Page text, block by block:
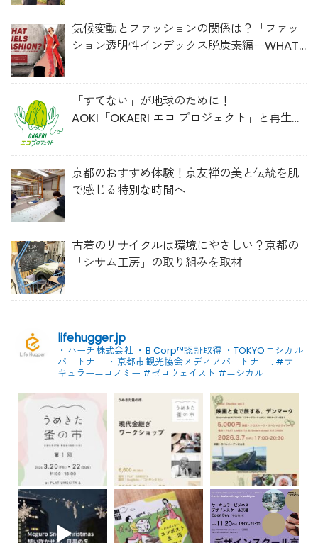
気候変動とファッションの関係は？「ファッ
ション透明性インデックス脱炭素編ーWHAT
「すてない」が地球のために！
AOKI「OKAERI エコ プロジェクト」と再生ウ
京都のおすすめ体験！京友禅の美と伝統を肌
で感じる特別な時間へ
古着のリサイクルは環境にやさしい？京都の
「シサム工房」の取り組みを取材
lifehugger.jp
・ハーチ株式会社 ・B Corp™認証取得 ・TOKYOエシカル
パートナー ・京都市観光協会メディアパートナー . #サー
キュラーエコノミー #ゼロウェイスト #エシカル